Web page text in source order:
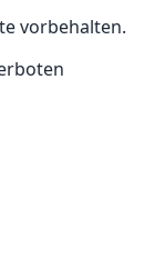
vorbehalten.